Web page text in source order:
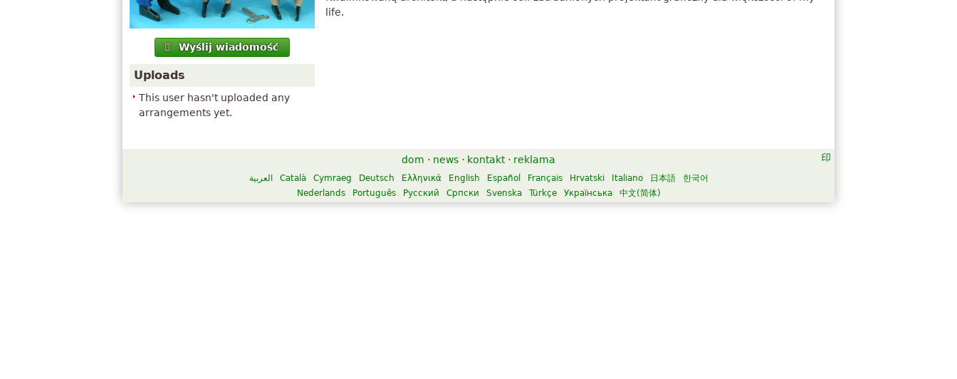
Wyślij wiadomość
Uploads
This user hasn't uploaded any
arrangements yet.
life.
dom · news · kontakt · reklama
العربية Català Cymraeg Deutsch Ελληνικά English Español Français Hrvatski Italiano 日本語
한국어
Nederlands
Português Русский Српски Svenska Türkçe Українська 中文(简体)